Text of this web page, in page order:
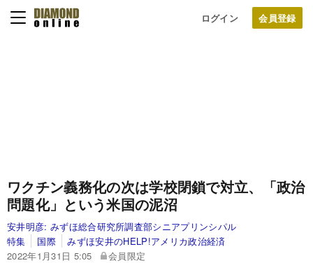
ログイン
ワクチン義務化の次は学校閉鎖で対立、「政治
問題化」という米国の泥沼
安井明彦: みずほ総合研究所調査部シニアプリンシパル
特集
国際
みずほ安井のHELP!アメリカ政治経済
2022年1月31日 5:05
会員限定